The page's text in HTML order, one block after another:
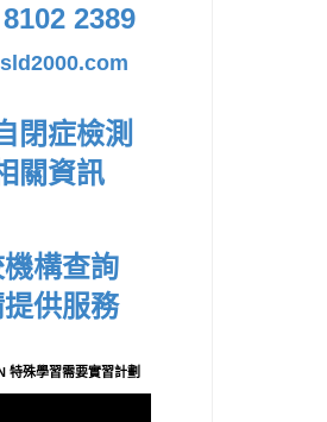
2389
閉症檢測
關資訊
構查詢
供服務
特殊學習需要實習計劃